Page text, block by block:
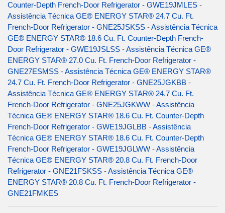
Counter-Depth French-Door Refrigerator - GWE19JMLES -
Assistência Técnica GE® ENERGY STAR® 24.7 Cu. Ft.
French-Door Refrigerator - GNE25JSKSS -Assistência Técnica
GE® ENERGY STAR® 18.6 Cu. Ft. Counter-Depth French-
Door Refrigerator - GWE19JSLSS -Assistência Técnica GE®
ENERGY STAR® 27.0 Cu. Ft. French-Door Refrigerator -
GNE27ESMSS -Assistência Técnica GE® ENERGY STAR®
24.7 Cu. Ft. French-Door Refrigerator - GNE25JGKBB -
Assistência Técnica GE® ENERGY STAR® 24.7 Cu. Ft.
French-Door Refrigerator - GNE25JGKWW -Assistência
Técnica GE® ENERGY STAR® 18.6 Cu. Ft. Counter-Depth
French-Door Refrigerator - GWE19JGLBB -Assistência
Técnica GE® ENERGY STAR® 18.6 Cu. Ft. Counter-Depth
French-Door Refrigerator - GWE19JGLWW -Assistência
Técnica GE® ENERGY STAR® 20.8 Cu. Ft. French-Door
Refrigerator - GNE21FSKSS -Assistência Técnica GE®
ENERGY STAR® 20.8 Cu. Ft. French-Door Refrigerator -
GNE21FMKES